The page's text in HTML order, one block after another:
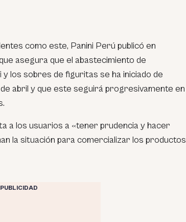
como este, Panini Perú publicó en
asegura que el abastecimiento de
los sobres de figuritas se ha iniciado de
abril y que este seguirá progresivamente en
a los usuarios a «tener prudencia y hacer
la situación para comercializar los productos
PUBLICIDAD